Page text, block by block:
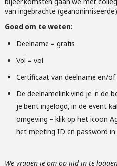
van ingebrachte
Goed om te weten:
Deelname = gratis
Vol = vol
Certificaat van deelname en/
De deelnamelink vind je in de
je bent ingelogd, in de event
omgeving – klik op het icoon
het meeting ID en password
We vragen je om op tijd in te